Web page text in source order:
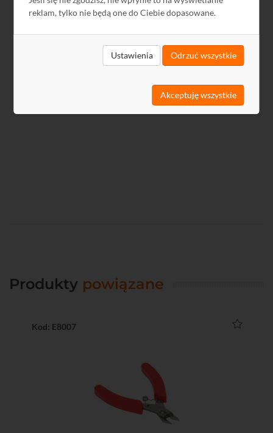
reklam, tylko nie będą one do Ciebie dopasowane.
Ustawienia Odrzuć wszystkie
Akceptuję wszystkie
KB
10
-
2024-12-
13
-
Produkty powiązane
Kod: E8007